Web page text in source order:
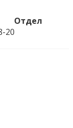
Отдел
20